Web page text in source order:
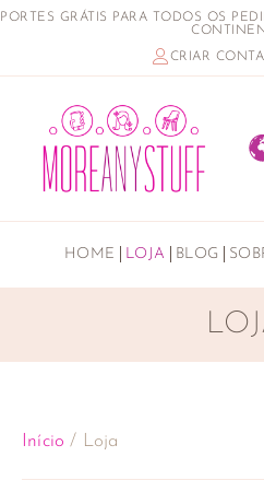
PORTES GRÁTIS PARA TODOS OS
CRIAR
HOME LOJA BLOG
Início / Loja